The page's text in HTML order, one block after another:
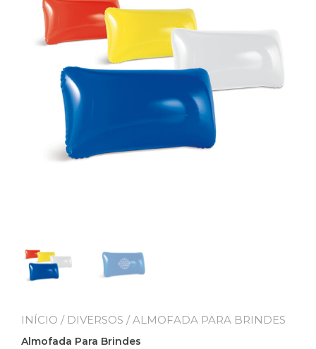
INÍCIO / DIVERSOS / ALMOFADA PARA BRINDES
Almofada Para Brindes